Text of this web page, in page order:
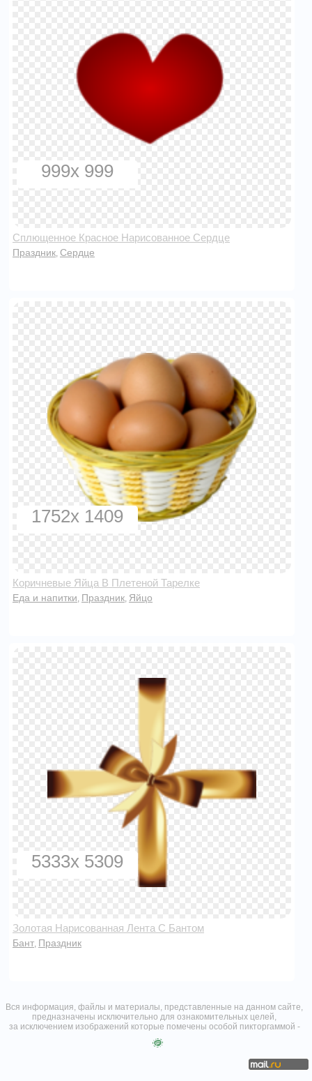
999x 999
Сплющенное Красное Нарисованное Сердце
Праздник Сердце
1752x 1409
Коричневые Яйца В Плетеной Тарелке
Еда и напитки Праздник Яйцо
5333x 5309
Золотая Нарисованная Лента С Бантом
Бант Праздник
Вся информация, файлы и материалы, представленные на данном сайте,
предназначены исключительно для ознакомительных целей,
за исключением изображений которые помечены особой пикторгаммой -